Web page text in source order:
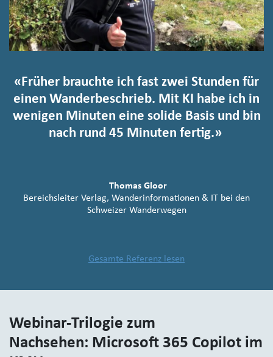
«Früher brauchte ich fast zwei Stunden für
einen Wanderbeschrieb. Mit KI habe ich in
wenigen Minuten eine solide Basis und bin
nach rund 45 Minuten fertig.»
Thomas Gloor
Bereichsleiter Verlag, Wanderinformationen & IT bei den
Schweizer Wanderwegen
Gesamte Referenz lesen
Webinar-Trilogie zum
Nachsehen: Microsoft 365 Copilot im